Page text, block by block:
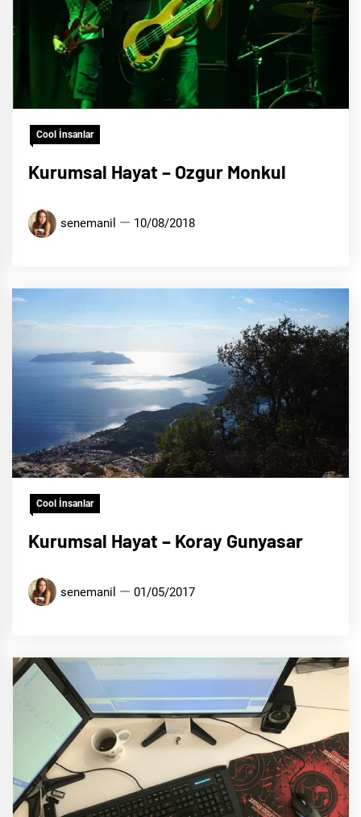
Cool İnsanlar
Kurumsal Hayat – Ozgur Monkul
senemanil 10/08/2018
Cool İnsanlar
Kurumsal Hayat – Koray Gunyasar
senemanil 01/05/2017